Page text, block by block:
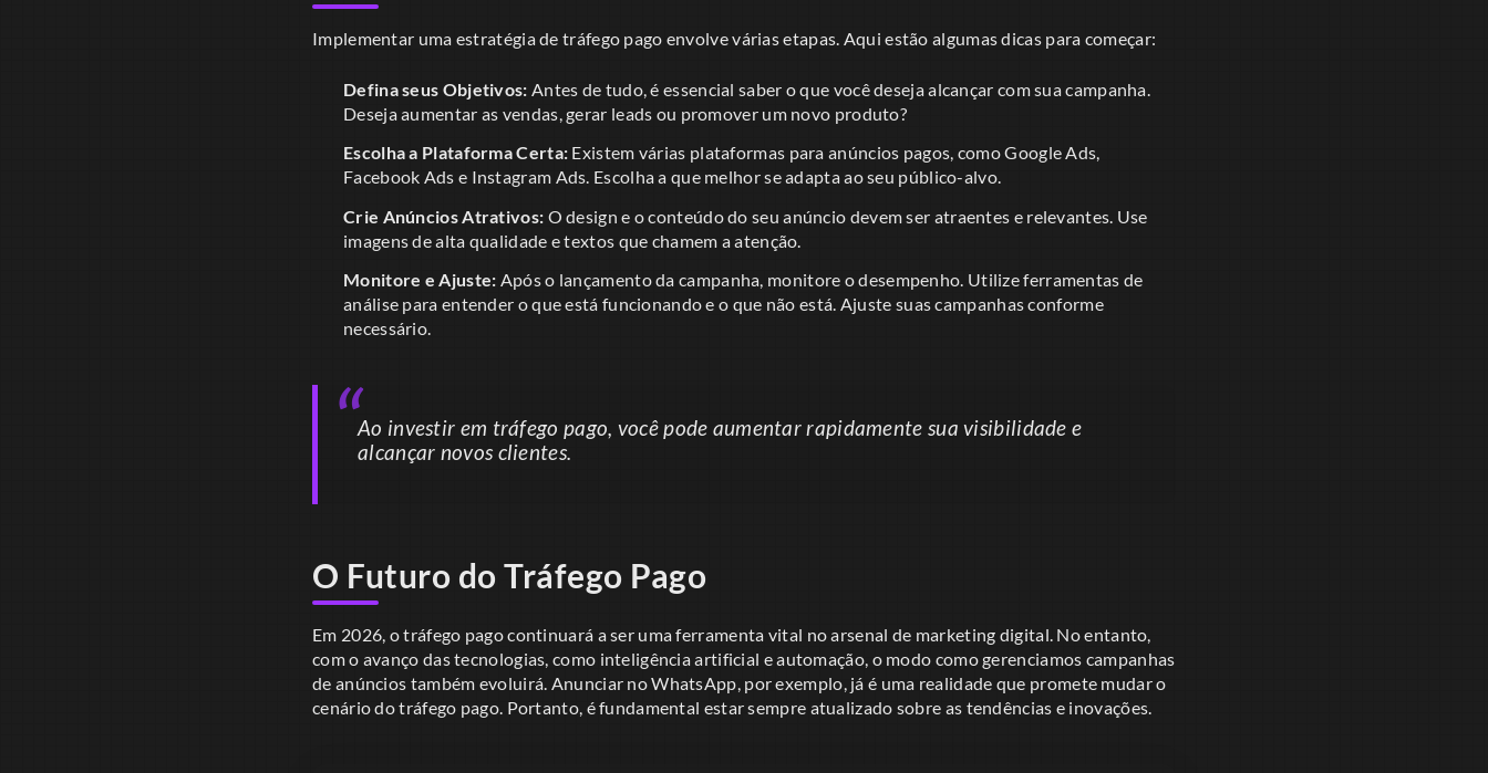
Implementar uma estratégia de tráfego pago envolve várias etapas. Aqui estão algumas dicas para começar:
Defina seus Objetivos: Antes de tudo, é essencial saber o que você deseja alcançar com sua campanha.
Deseja aumentar as vendas, gerar leads ou promover um novo produto?
Escolha a Plataforma Certa: Existem várias plataformas para anúncios pagos, como Google Ads,
Facebook Ads e Instagram Ads. Escolha a que melhor se adapta ao seu público-alvo.
Crie Anúncios Atrativos: O design e o conteúdo do seu anúncio devem ser atraentes e relevantes. Use
imagens de alta qualidade e textos que chamem a atenção.
Monitore e Ajuste: Após o lançamento da campanha, monitore o desempenho. Utilize ferramentas de
análise para entender o que está funcionando e o que não está. Ajuste suas campanhas conforme
necessário.
Ao investir em tráfego pago, você pode aumentar rapidamente sua visibilidade e
alcançar novos clientes.
O Futuro do Tráfego Pago
Em 2026, o tráfego pago continuará a ser uma ferramenta vital no arsenal de marketing digital. No entanto,
com o avanço das tecnologias, como inteligência artificial e automação, o modo como gerenciamos campanhas
de anúncios também evoluirá. Anunciar no WhatsApp, por exemplo, já é uma realidade que promete mudar o
cenário do tráfego pago. Portanto, é fundamental estar sempre atualizado sobre as tendências e inovações.